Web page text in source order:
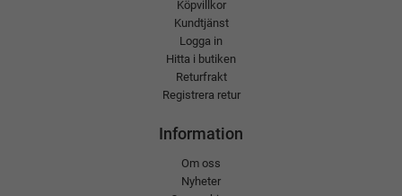
Köpvillkor
Kundtjänst
Logga in
Hitta i butiken
Returfrakt
Registrera retur
Information
Om oss
Nyheter